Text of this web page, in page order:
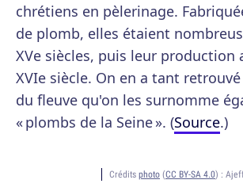
chrétiens en pèlerinage.
de plomb, elles étaient
XVe siècles, puis leur production
XVIe siècle. On en a tant
du fleuve qu'on les surnomme
« plombs de la Seine ». (Source.)
Crédits photo (CC BY-SA 4.0) :